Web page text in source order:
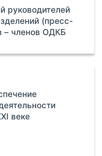
руководителей
(пресс-
– членов ОДКБ
веке